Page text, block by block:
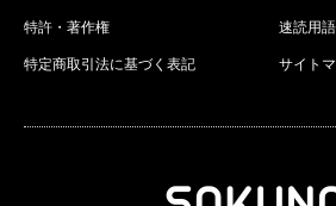
特許・著作権
特定商取引法に基づく表記
速読用
サイト